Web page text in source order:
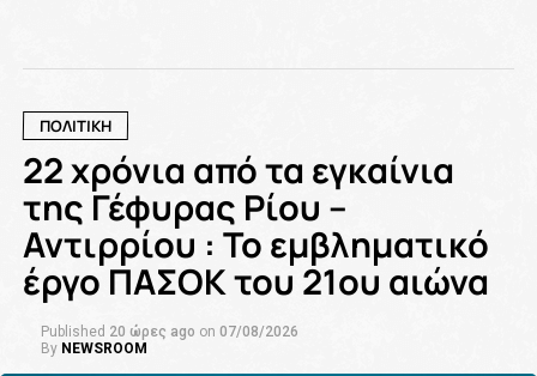
ΠΟΛΙΤΙΚΗ
22 χρόνια από τα εγκαίνια
της Γέφυρας Ρίου –
Αντιρρίου : Το εμβληματικό
έργο ΠΑΣΟΚ του 21ου αιώνα
Published 20 ώρες ago on 07/08/2026
By NEWSROOM